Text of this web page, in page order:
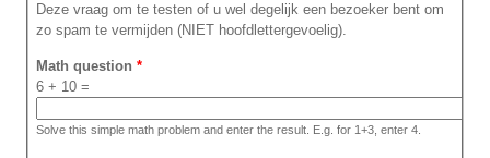
Deze vraag om te testen of u wel degelijk een bezoeker bent om
zo spam te vermijden (NIET hoofdlettergevoelig).
Math question*
6 + 10 =
Solve this simple math problem and enter the result. E.g. for 1+3, enter 4.